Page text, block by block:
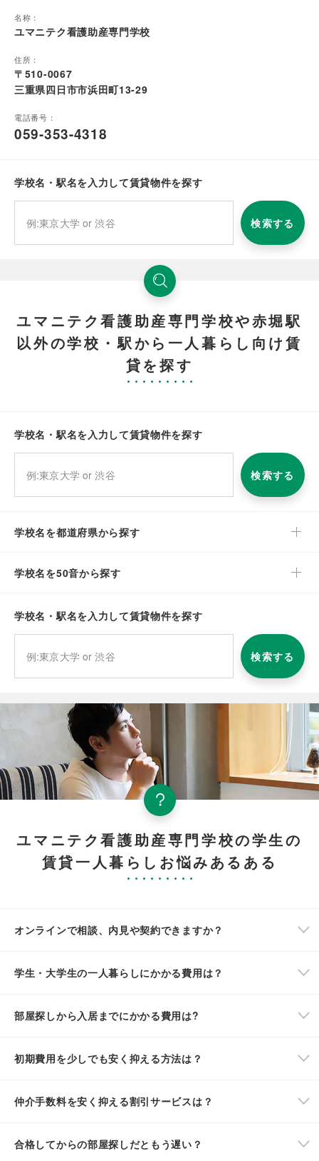
名称：
ユマニテク看護助産専門学校
住所：
〒510-0067
三重県四日市市浜田町13-29
電話番号：
059-353-4318
学校名・駅名を入力して賃貸物件を探す
検索する
ユマニテク看護助産専門学校や赤堀駅
以外の学校・駅から一人暮らし向け賃
貸を探す
学校名・駅名を入力して賃貸物件を探す
検索する
学校名を都道府県から探す
学校名を50音から探す
学校名・駅名を入力して賃貸物件を探す
検索する
ユマニテク看護助産専門学校の学生の
賃貸一人暮らしお悩みあるある
オンラインで相談、内見や契約できますか？
学生・大学生の一人暮らしにかかる費用は？
部屋探しから入居までにかかる費用は?
初期費用を少しでも安く抑える方法は？
仲介手数料を安く抑える割引サービスは？
合格してからの部屋探しだともう遅い？